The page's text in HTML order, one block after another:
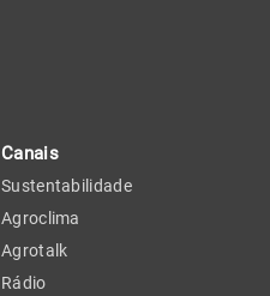
Canais
Sustentabilidade
Agroclima
Agrotalk
Rádio